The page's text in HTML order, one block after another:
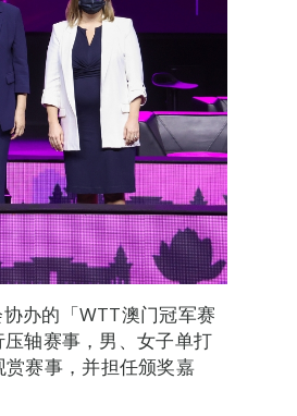
办的「WTT澳门冠军赛
轴赛事，男、女子单打
赛事，并担任颁奖嘉